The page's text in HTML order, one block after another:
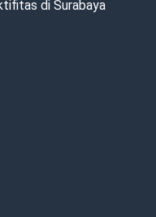
di Surabaya